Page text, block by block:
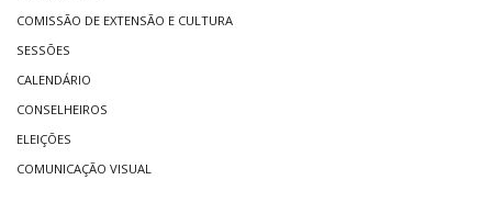
COMISSÃO DE EXTENSÃO E CULTURA
SESSÕES
CALENDÁRIO
CONSELHEIROS
ELEIÇÕES
COMUNICAÇÃO VISUAL